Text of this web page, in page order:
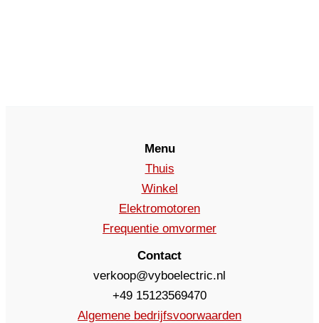
Menu
Thuis
Winkel
Elektromotoren
Frequentie omvormer
Contact
verkoop@vyboelectric.nl
+49 15123569470
Algemene bedrijfsvoorwaarden